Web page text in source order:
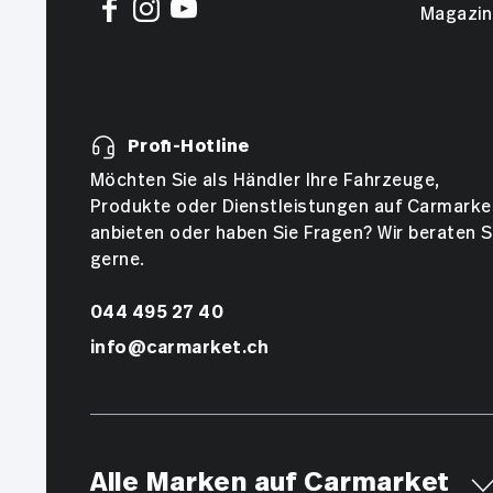
Magazin
Profi-Hotline
Möchten Sie als Händler Ihre Fahrzeuge,
Produkte oder Dienstleistungen auf
anbieten oder haben Sie Fragen? Wir beraten
gerne.
044 495 27 40
info@carmarket.ch
Alle Marken auf Carmarket